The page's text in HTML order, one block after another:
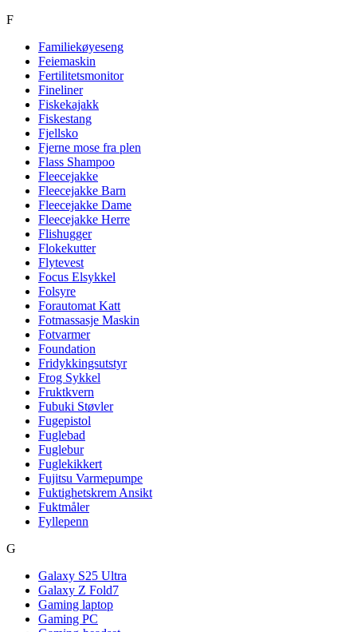
F
Familiekøyeseng
Feiemaskin
Fertilitetsmonitor
Fineliner
Fiskekajakk
Fiskestang
Fjellsko
Fjerne mose fra plen
Flass Shampoo
Fleecejakke
Fleecejakke Barn
Fleecejakke Dame
Fleecejakke Herre
Flishugger
Flokekutter
Flytevest
Focus Elsykkel
Folsyre
Forautomat Katt
Fotmassasje Maskin
Fotvarmer
Foundation
Fridykkingsutstyr
Frog Sykkel
Fruktkvern
Fubuki Støvler
Fugepistol
Fuglebad
Fuglebur
Fuglekikkert
Fujitsu Varmepumpe
Fuktighetskrem Ansikt
Fuktmåler
Fyllepenn
G
Galaxy S25 Ultra
Galaxy Z Fold7
Gaming laptop
Gaming PC